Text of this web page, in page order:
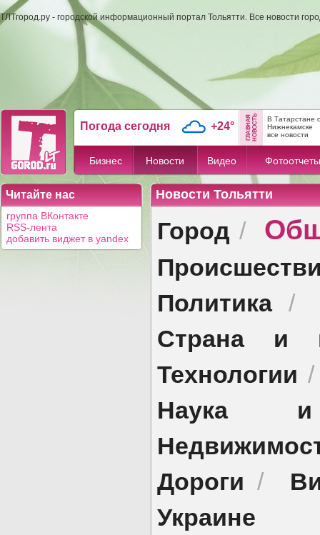
ТЛТгород.ру - городской информационный портал Тольятти. Все новости
Погода сегодня +24°
В Татарстане
Нижнекамске
все новости
Бизнес Новости Видео Фотоотчеты
Читайте нас
группа ВКонтакте
RSS-лента
добавить виджет в yandex
Новости Тольятти
Город /
Политика/
Страна и
Технологии
Наука и
Дороги /
Украине